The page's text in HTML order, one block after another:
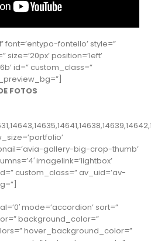
font=’entypo-fontello’ style=”
size=’20px’ position=’left’
id=” custom_class=”
FOTOS
gallery-big-crop-thumb’
imagelink=’lightbox’
custom_class=” av_uid=’av-
mode=’accordion’ sort=”
background_color=”
hover_background_color=”